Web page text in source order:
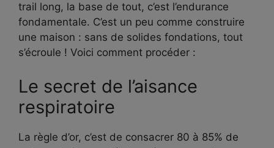
trail long, la base de tout, c’est l’endurance
fondamentale. C’est un peu comme construire
une maison : sans de solides fondations, tout
s’écroule ! Voici comment procéder :
Le secret de l’aisance
respiratoire
La règle d’or, c’est de consacrer 80 à 85% de